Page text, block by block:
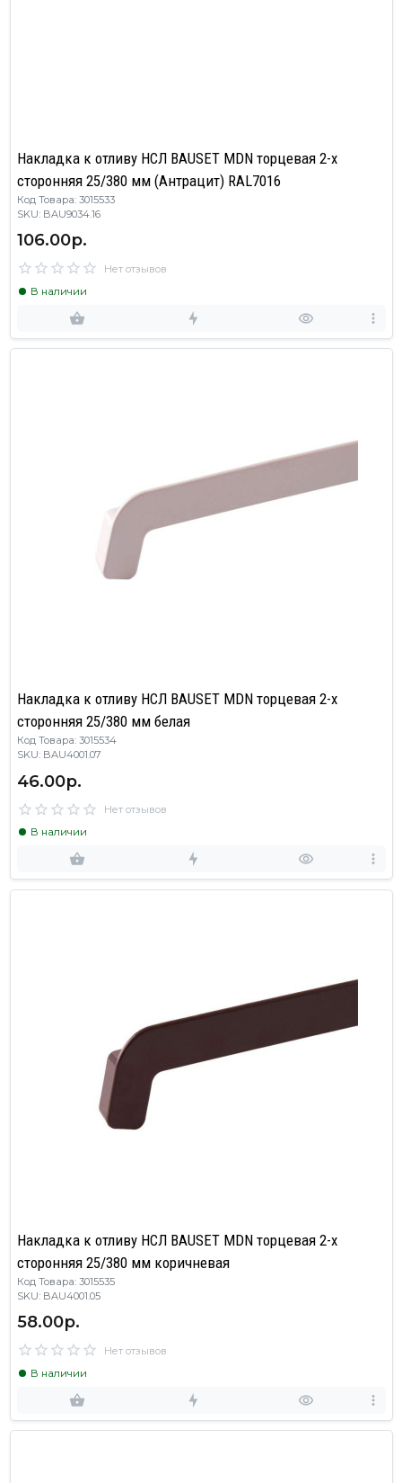
Накладка к отливу НСЛ BAUSET MDN торцевая 2-х
сторонняя 25/380 мм (Антрацит) RAL7016
Код Товара: 3015533
SKU: BAU9034.16
106.00р.
Нет отзывов
В наличии
Накладка к отливу НСЛ BAUSET MDN торцевая 2-х
сторонняя 25/380 мм белая
Код Товара: 3015534
SKU: BAU4001.07
46.00р.
Нет отзывов
В наличии
Накладка к отливу НСЛ BAUSET MDN торцевая 2-х
сторонняя 25/380 мм коричневая
Код Товара: 3015535
SKU: BAU4001.05
58.00р.
Нет отзывов
В наличии